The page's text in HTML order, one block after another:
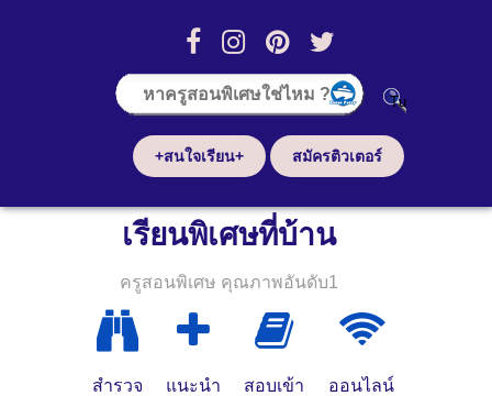
+สนใจเรียน+ สมัครติวเตอร์
เรียนพิเศษที่บ้าน
ครูสอนพิเศษ คุณภาพอันดับ1
สำรวจ แนะนำ สอบเข้า ออนไลน์